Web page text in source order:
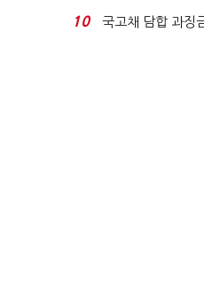
최측근' 입...
10
국고채 담합 과징